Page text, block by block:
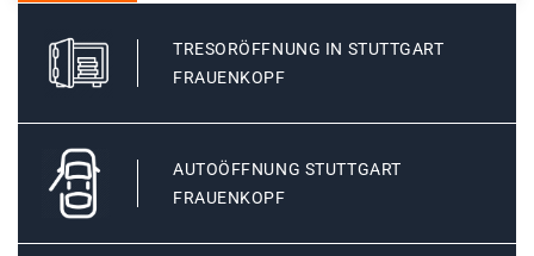
TRESORÖFFNUNG IN STUTTGART
FRAUENKOPF
AUTOÖFFNUNG STUTTGART
FRAUENKOPF